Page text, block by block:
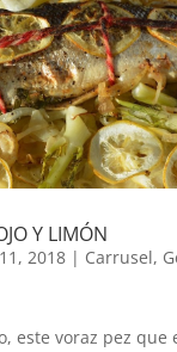
Y LIMÓN
2018| Carrusel,
este voraz pez que